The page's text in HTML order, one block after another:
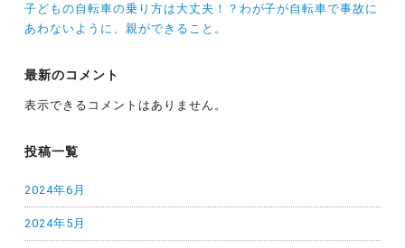
子どもの自転車の乗り方は大丈夫！？わが子が自転車で事故に
あわないように、親ができること。
最新のコメント
表示できるコメントはありません。
投稿一覧
2024年6月
2024年5月